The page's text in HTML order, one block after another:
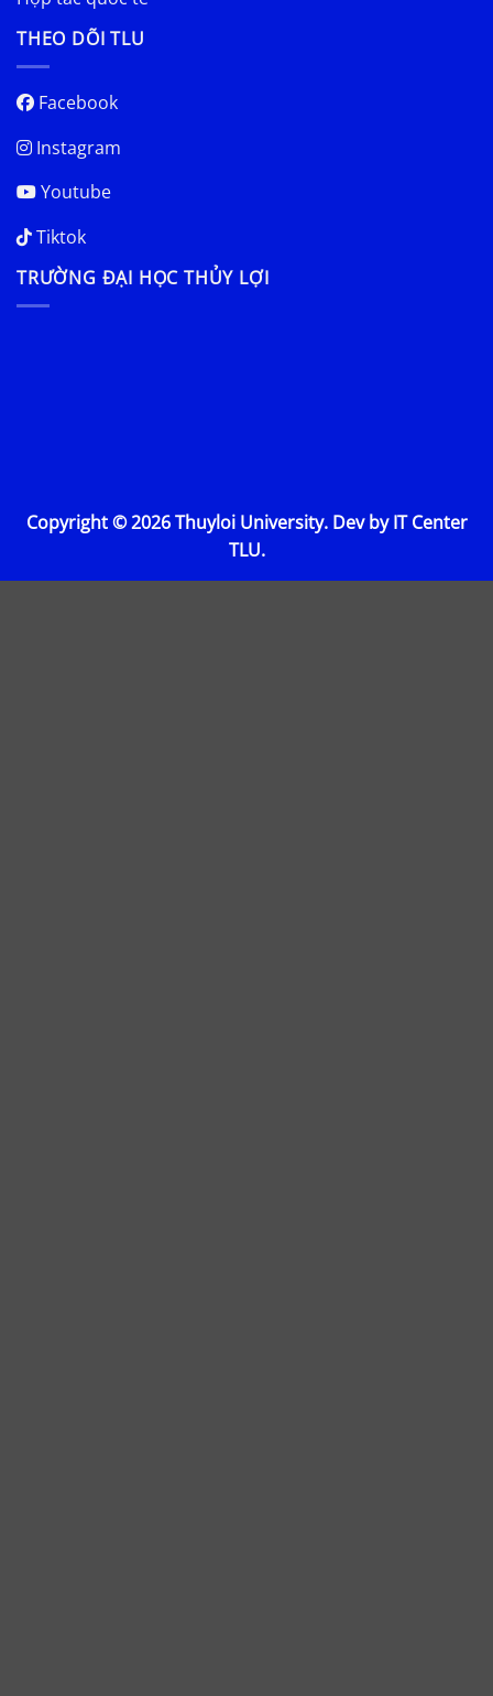
THEO DÕI TLU
Facebook
Instagram
Youtube
Tiktok
TRƯỜNG ĐẠI HỌC THỦY LỢI
Copyright © 2026 Thuyloi University. Dev by IT Center
TLU.